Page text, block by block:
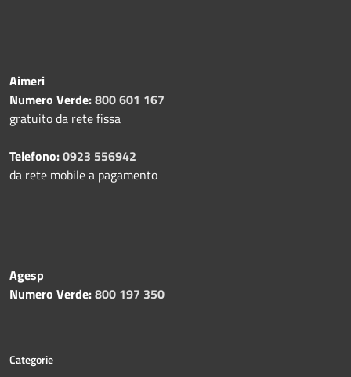
Aimeri
Numero Verde:800 601 167
gratuito da rete fissa
Telefono:0923 556942
da rete mobile a pagamento
Agesp
Numero Verde:800 197 350
Categorie